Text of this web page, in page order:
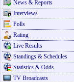
News & Reports
Interviews
Polls
Rating
Live Results
Standings & Schedules
Statistics & Odds
TV Broadcasts